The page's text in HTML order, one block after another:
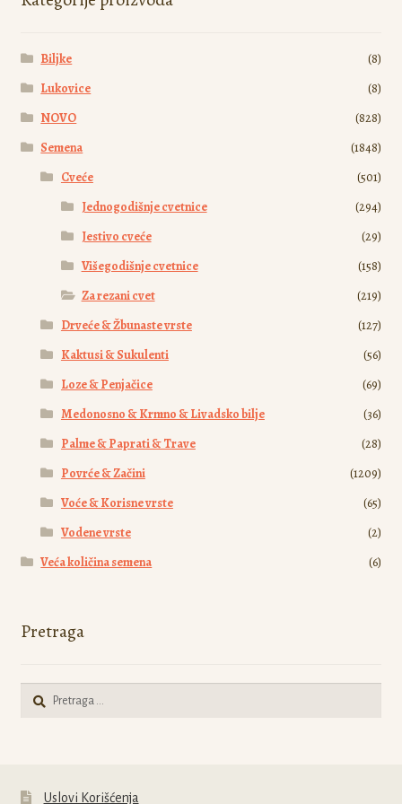
biti
na
stranici
Biljke
(8)
Lukovice
(8)
NOVO
(828)
Semena
(1848)
Cveće
(501)
Jednogodišnje cvetnice
(294)
Jestivo cveće
(29)
Višegodišnje cvetnice
(158)
Za rezani cvet
(219)
Drveće & Žbunaste vrste
(127)
Kaktusi & Sukulenti
(56)
Loze & Penjačice
(69)
Medonosno & Krmno & Livadsko bilje
(36)
Palme & Paprati & Trave
(28)
Povrće & Začini
(1209)
Voće & Korisne vrste
(65)
Vodene vrste
(2)
Veća količina semena
(6)
Pretraga
Pretraga
Uslovi Korišćenja